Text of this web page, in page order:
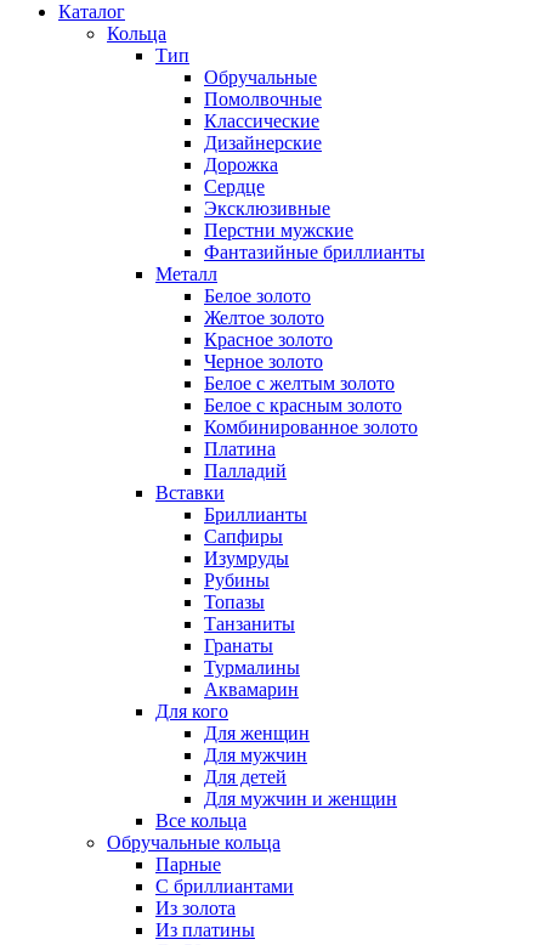
Каталог
Кольца
Тип
Обручальные
Помолвочные
Классические
Дизайнерские
Дорожка
Сердце
Эксклюзивные
Перстни мужские
Фантазийные бриллианты
Металл
Белое золото
Желтое золото
Красное золото
Черное золото
Белое с желтым золото
Белое с красным золото
Комбинированное золото
Платина
Палладий
Вставки
Бриллианты
Сапфиры
Изумруды
Рубины
Топазы
Танзаниты
Гранаты
Турмалины
Аквамарин
Для кого
Для женщин
Для мужчин
Для детей
Для мужчин и женщин
Все кольца
Обручальные кольца
Парные
С бриллиантами
Из золота
Из платины